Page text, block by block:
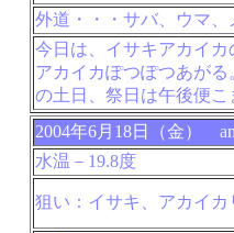
外道・・・サバ、ウマ、
今日は、イサキアカイ
アカイカぽつぽつあが
の土日、祭日は午後便こ
2004年6月18日（金）
水温－19.8度
狙い：イサキ、アカイ